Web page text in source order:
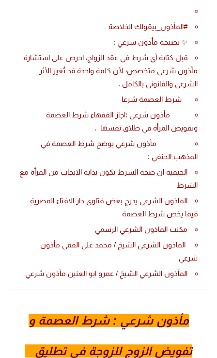
#المأذون_بيقولك الخلاصة
✨ نصيحة مأذون شرعي :
قبل كتابة أي شرط في عقد الزواج، احرص على استشارة
مأذون شرعي متخصص؛ لأن كلمة واحدة قد تُغير الأثر
الشرعي والقانوني بالكامل .
شرط العصمة شرعا
مأذون شرعي :اجاز الفقهاء شرط العصمة
وتفويض المرأة في طلاق نفسها .
مأذون شرعي يوضح شرط العصمة في
المذهب الحنفي :
الحنفية ان صحة الشرط تكون بداية الايجاب من المرأة مع
الشرط
الماذون الشرعي يدرج بعض فتاوي دار الافتاء المصرية
فيما يخص شرط العصمة
مكتب الماذون الشرعي الرسمي
الماذون الشرعي الشيخ / محمد علي الفقي مأذون
شرعي
المأذون الشرعي الشيخ / عمرو ابو العنين مأذون شرعي
مأذون شرعي : شرط العصمة و
تفويض الزوج للزوجة في تطليق